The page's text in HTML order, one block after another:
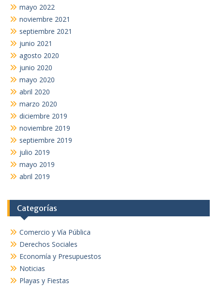
mayo 2022
noviembre 2021
septiembre 2021
junio 2021
agosto 2020
junio 2020
mayo 2020
abril 2020
marzo 2020
diciembre 2019
noviembre 2019
septiembre 2019
julio 2019
mayo 2019
abril 2019
Categorías
Comercio y Vía Pública
Derechos Sociales
Economía y Presupuestos
Noticias
Playas y Fiestas